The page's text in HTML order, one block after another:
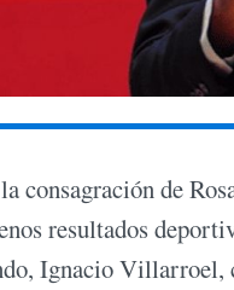
consagración de
resultados
Ignacio